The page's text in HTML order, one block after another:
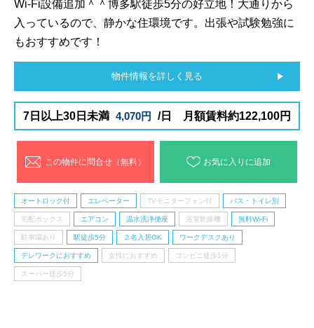
Wi-Fi設備追加＾＾博多駅徒歩5分の好立地！大通りから
入っているので、静かな住環境です。出張や試験勉強に
もおすすめです！
物件情報を詳しく見る
7日以上30日未満 4,070円 /日 月額賃料約122,100円
この物件に問合せ（無料） お気に入りに追加
オートロック付 エレベーター TVモニターフォン付 バス・トイレ別
宅配ボックス エアコン 温水洗浄便座 浴室乾燥機 無料Wi-Fi
駐車場あり 駅徒歩5分 ２名入居OK ワークデスクあり
テレワークにおすすめ 女性におすすめ コンビニ徒歩1分
スーパー徒歩5分